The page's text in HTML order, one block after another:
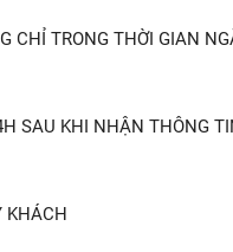
CHỈ TRONG THỜI GIAN
SAU KHI NHẬN THÔNG
KHÁCH